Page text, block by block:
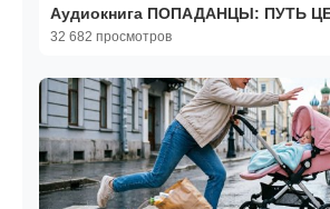
Аудиокнига ПОПАДАНЦЫ: ПУТЬ
32 682 просмотров